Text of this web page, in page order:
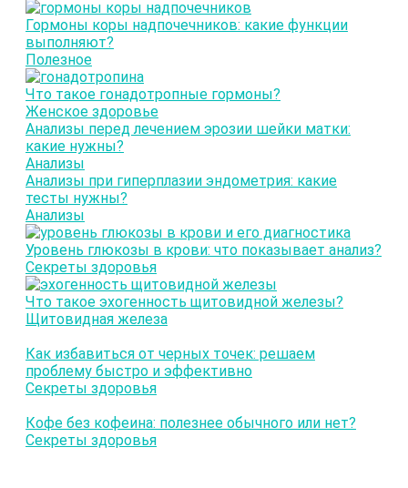
Гормоны коры надпочечников: какие функции
выполняют?
Полезное
Что такое гонадотропные гормоны?
Женское здоровье
Анализы перед лечением эрозии шейки матки:
какие нужны?
Анализы
Анализы при гиперплазии эндометрия: какие
тесты нужны?
Анализы
Уровень глюкозы в крови: что показывает анализ?
Секреты здоровья
Что такое эхогенность щитовидной железы?
Щитовидная железа
Как избавиться от черных точек: решаем
проблему быстро и эффективно
Секреты здоровья
Кофе без кофеина: полезнее обычного или нет?
Секреты здоровья